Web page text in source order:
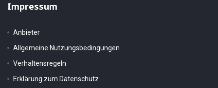
Impressum
Anbieter
Allgemeine Nutzungsbedingungen
Verhaltensregeln
Erklärung zum Datenschutz